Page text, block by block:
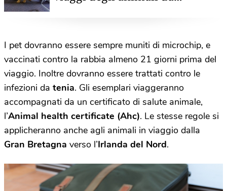
I pet dovranno essere sempre muniti di microchip, e
vaccinati contro la rabbia almeno 21 giorni prima del
viaggio. Inoltre dovranno essere trattati contro le
infezioni da tenia. Gli esemplari viaggeranno
accompagnati da un certificato di salute animale,
l’Animal health certificate (Ahc). Le stesse regole si
applicheranno anche agli animali in viaggio dalla
Gran Bretagna verso l’Irlanda del Nord.